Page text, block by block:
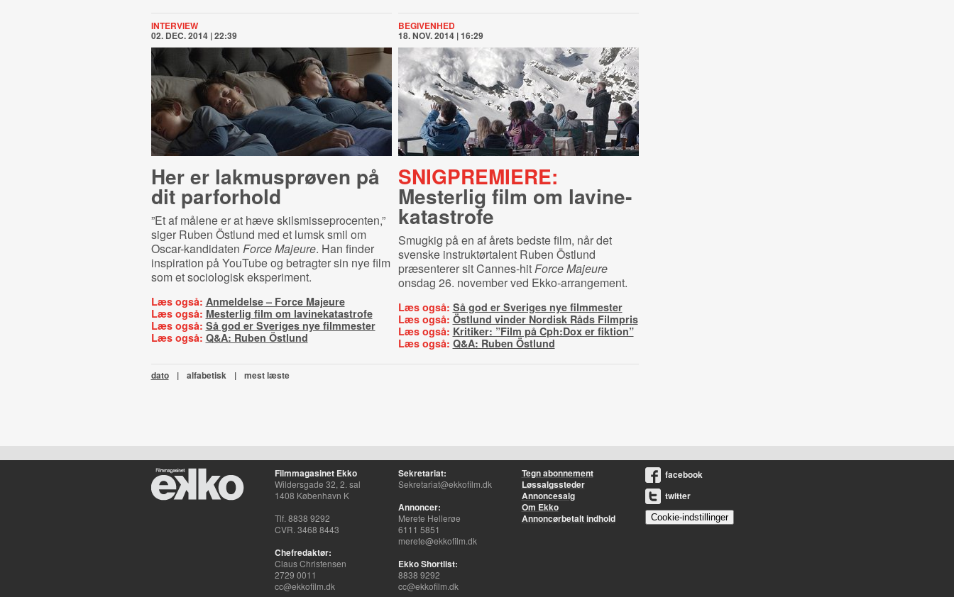
INTERVIEW
02. DEC. 2014 | 22:39
Her er lakmusprøven på
dit parforhold
”Et af målene er at hæve skilsmisseprocenten,”
siger Ruben Östlund med et lumsk smil om
Oscar-kandidaten Force Majeure. Han finder
inspiration på YouTube og betragter sin nye film
som et sociologisk eksperiment.
Læs også: Anmeldelse – Force Majeure
Læs også: Mesterlig film om lavinekatastrofe
Læs også: Så god er Sveriges nye filmmester
Læs også: Q&A: Ruben Östlund
BEGIVENHED
18. NOV. 2014 | 16:29
SNIGPREMIERE:
Mesterlig film om lavi­ne­
ka­ta­stro­fe
Smugkig på en af årets bedste film, når det
svenske instruktørtalent Ruben Östlund
præsenterer sit Cannes-hitForce Majeure
onsdag 26. november ved Ekko-arrangement.
Læs også: Så god er Sveriges nye filmmester
Læs også: Östlund vinder Nordisk Råds Filmpris
Læs også: Kritiker: ”Film på Cph:Dox er fiktion”
Læs også: Q&A: Ruben Östlund
dato | alfabetisk | mest læste
Filmmagasinet Ekko
Wildersgade 32, 2. sal
1408 København K
Tlf. 8838 9292
CVR. 3468 8443
Chefredaktør:
Claus Christensen
2729 0011
cc@ekkofilm.dk
Sekretariat:
Sekretariat@ekkofilm.dk
Annoncer:
Merete Hellerøe
6111 5851
merete@ekkofilm.dk
Ekko Shortlist:
8838 9292
cc@ekkofilm.dk
Tegn abonnement
Løssalgssteder
Annoncesalg
Om Ekko
Annoncørbetalt indhold
facebook
twitter
Cookie-indstillinger